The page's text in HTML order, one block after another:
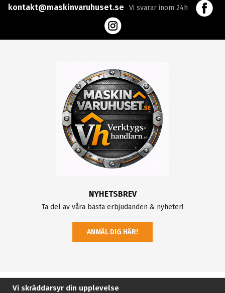
kontakt@maskinvaruhuset.se Vi svarar inom 24h
NYHETSBREV
Ta del av våra bästa erbjudanden & nyheter!
ANMÄL DIG HÄR!
Vi skräddarsyr din upplevelse